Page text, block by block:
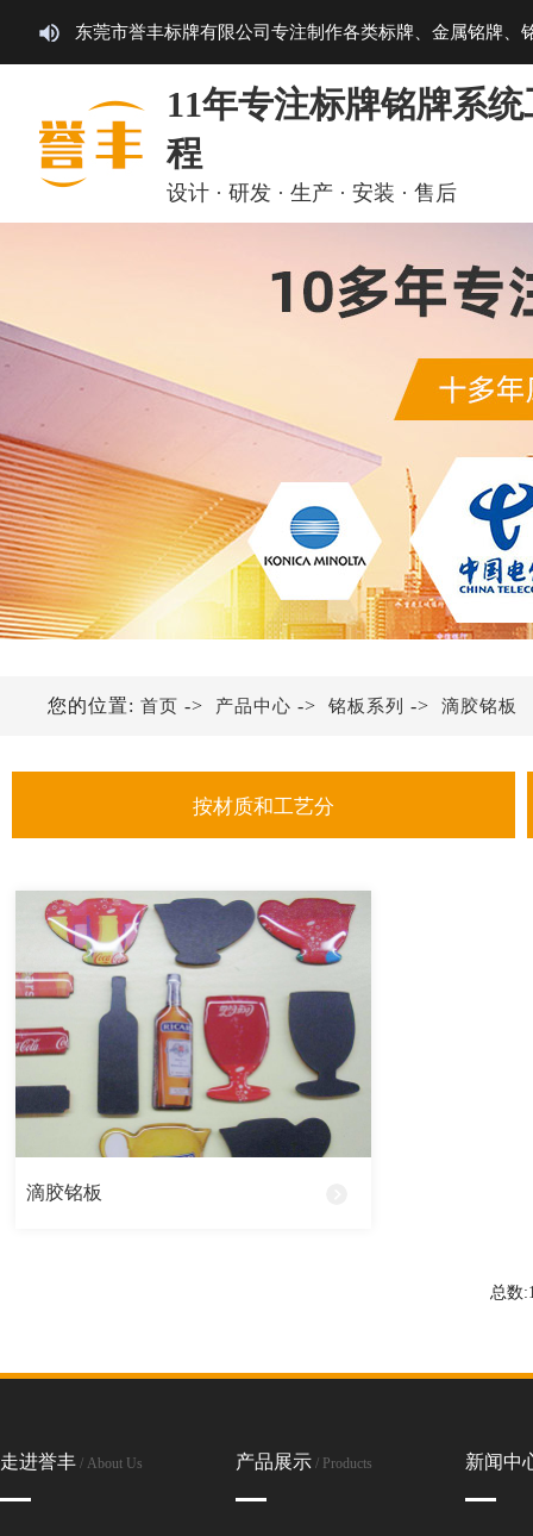
东莞市誉丰标牌有限公司专注制作各类标牌、金属铭牌、
11年专注标牌铭牌系统
程
设计 · 研发 · 生产 · 安装 · 售后
按材质和工艺分
不锈钢铭牌
亚克力铭牌
全铜铭牌
丝印铭牌
UV铭牌
您的位置: 首页 -> 产品中心 -> 铭板系列 -> 滴胶铭板
滴胶铭板
总数
走进誉丰 / About Us 产品展示 / Products 新闻中